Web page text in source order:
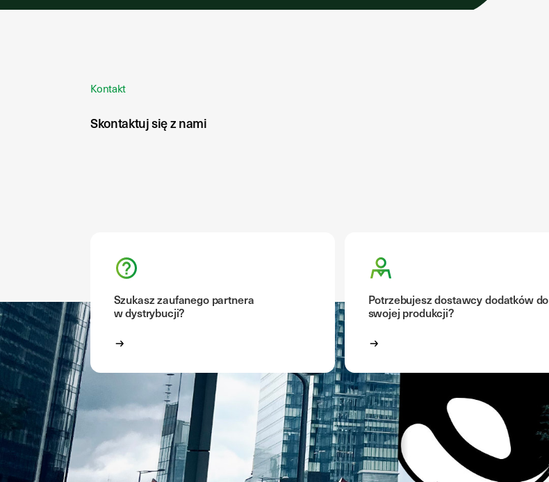
Kontakt
Skontaktuj się z nami
Szukasz zaufanego partnera
w dystrybucji?
Potrzebujesz dostawcy dodatków do
swojej produkcji?